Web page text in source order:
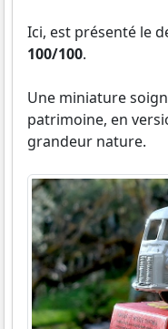
Ici, est présenté le
100/100.
Une miniature
patrimoine, en
grandeur nature.